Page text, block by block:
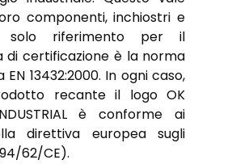
componenti, inchiostri e
solo riferimento per il
di certificazione è la norma
13432:2000. In ogni caso,
recante il logo OK
è conforme ai
direttiva europea sugli
62/CE).